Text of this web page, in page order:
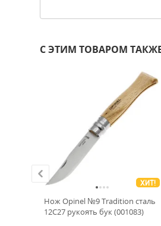
С ЭТИМ ТОВАРОМ
ХИТ!
Нож Opinel №9 Tradition сталь
12C27 рукоять бук (001083)